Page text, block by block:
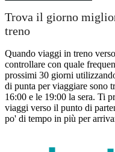
Birmingham, AL
Trova il giorno
treno
Quando viaggi in treno
controllare con quale
prossimi 30 giorni
di punta per viaggiare sono
16:00 e le 19:00 la sera. Ti
viaggi verso il punto di
po' di tempo in più per